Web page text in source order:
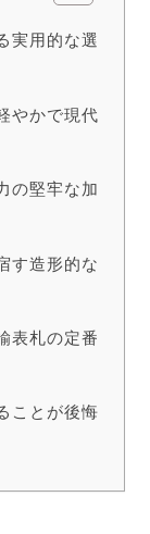
実用的な選
やかで現代
の堅牢な加
す造形的な
表札の定番
ことが後悔